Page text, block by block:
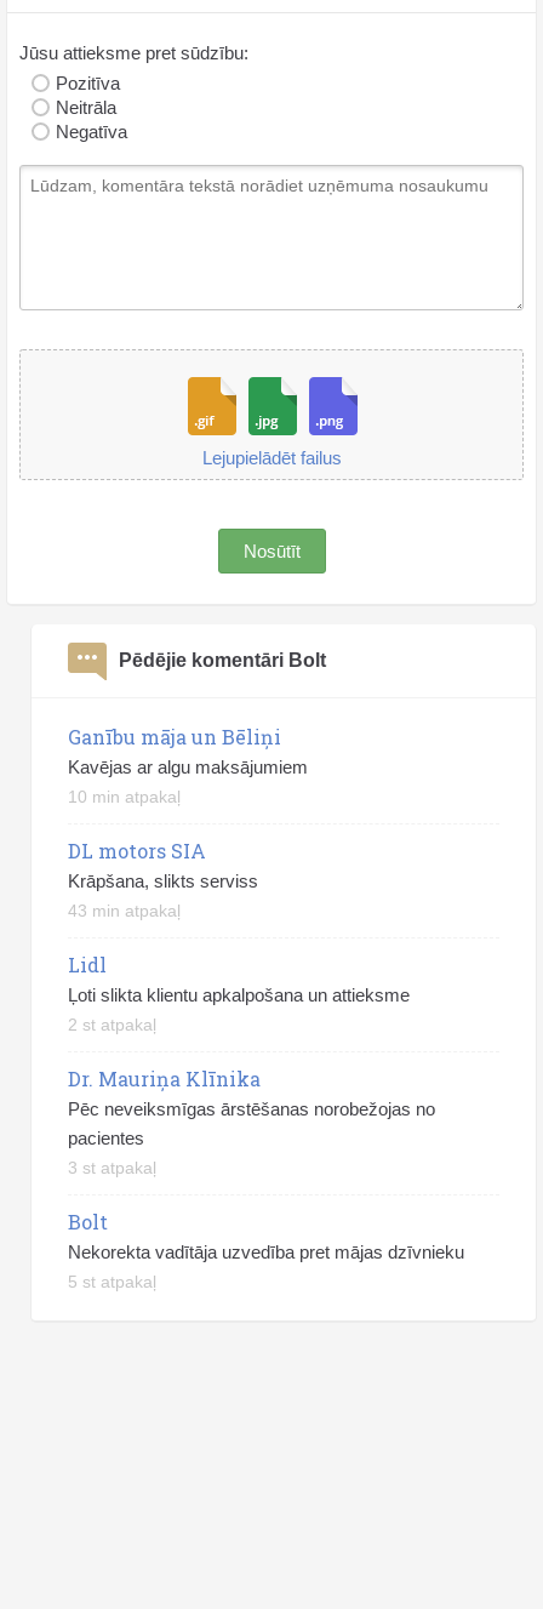
Jūsu attieksme pret sūdzību:
Pozitīva
Neitrāla
Negatīva
Lejupielādēt failus
Nosūtīt
Pēdējie komentāri Bolt
Ganību māja un Bēliņi
Kavējas ar algu maksājumiem
10 min atpakaļ
DL motors SIA
Krāpšana, slikts serviss
43 min atpakaļ
Lidl
Ļoti slikta klientu apkalpošana un attieksme
2 st atpakaļ
Dr. Mauriņa Klīnika
Pēc neveiksmīgas ārstēšanas norobežojas no
pacientes
3 st atpakaļ
Bolt
Nekorekta vadītāja uzvedība pret mājas dzīvnieku
5 st atpakaļ